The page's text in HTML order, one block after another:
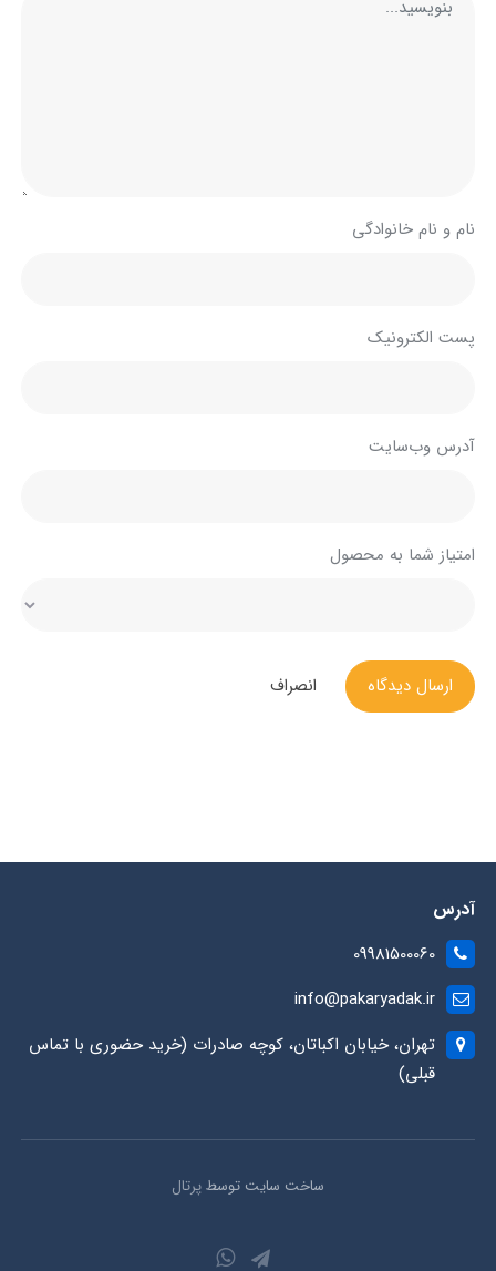
نام و نام خانوادگی
پست الکترونیک
آدرس وب‌سایت
امتیاز شما به محصول
ارسال دیدگاه انصراف
آدرس
09981500060
info@pakaryadak.ir
تهران، خیابان اکباتان، کوچه صادرات (خرید حضوری با تماس
قبلی)
ساخت سایت توسطپرتال